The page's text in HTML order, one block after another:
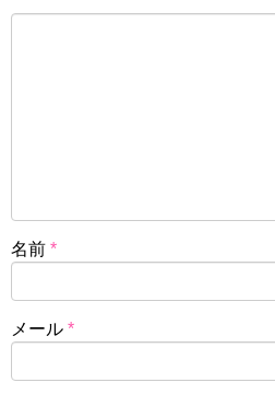
名前 *
メール *